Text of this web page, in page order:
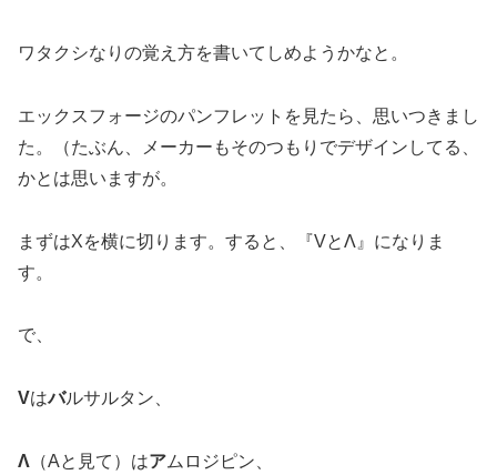
ワタクシなりの覚え方を書いてしめようかなと。
エックスフォージのパンフレットを見たら、思いつきまし
た。（たぶん、メーカーもそのつもりでデザインしてる、
かとは思いますが。
まずはXを横に切ります。すると、『VとΛ』になりま
す。
で、
Vはバルサルタン、
Λ （Aと見て）はアムロジピン、